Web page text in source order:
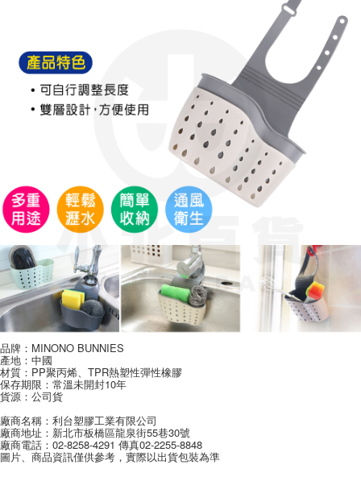
１．透過由恩沛科技股份有限公司提供之「AFTEE先享後付」服務完成之交
易，需依本服務之必要範圍內提供個人資料，並將交易相關給付款項請求債
２．關於個人資料處理事宜，請瀏覽以下網址：
https://aftee.tw/terms/#terms3
３．未成年的使用者請事先徵得法定代理人或監護人之同意方可使用
「AFTEE先享後付」，若未經同意申辦者引起之損失，本公司不負相關責
４．使用「AFTEE先享後付」時，將依據個別帳號之用戶狀況，依本公司即
時審查核予不同之上限額度；若仍有額度不足之情形，本公司將視審查結果
５．嚴禁一人註冊多個帳號或使用他人資訊註冊。若發現惡意使用之情形，
恩沛科技股份有限公司將有權停止該用戶之使用額度並採取法律行動。
品牌：MINONO BUNNIES
產地：中國
材質：PP聚丙烯、TPR熱塑性彈性橡膠
保存期限：常溫未開封10年
貨源：公司貨
廠商名稱：利台塑膠工業有限公司
廠商地址：新北市板橋區龍泉街55巷30號
廠商電話：02-8258-4291 傳真02-2255-8848
圖片、商品資訊僅供參考，實際以出貨包裝為準